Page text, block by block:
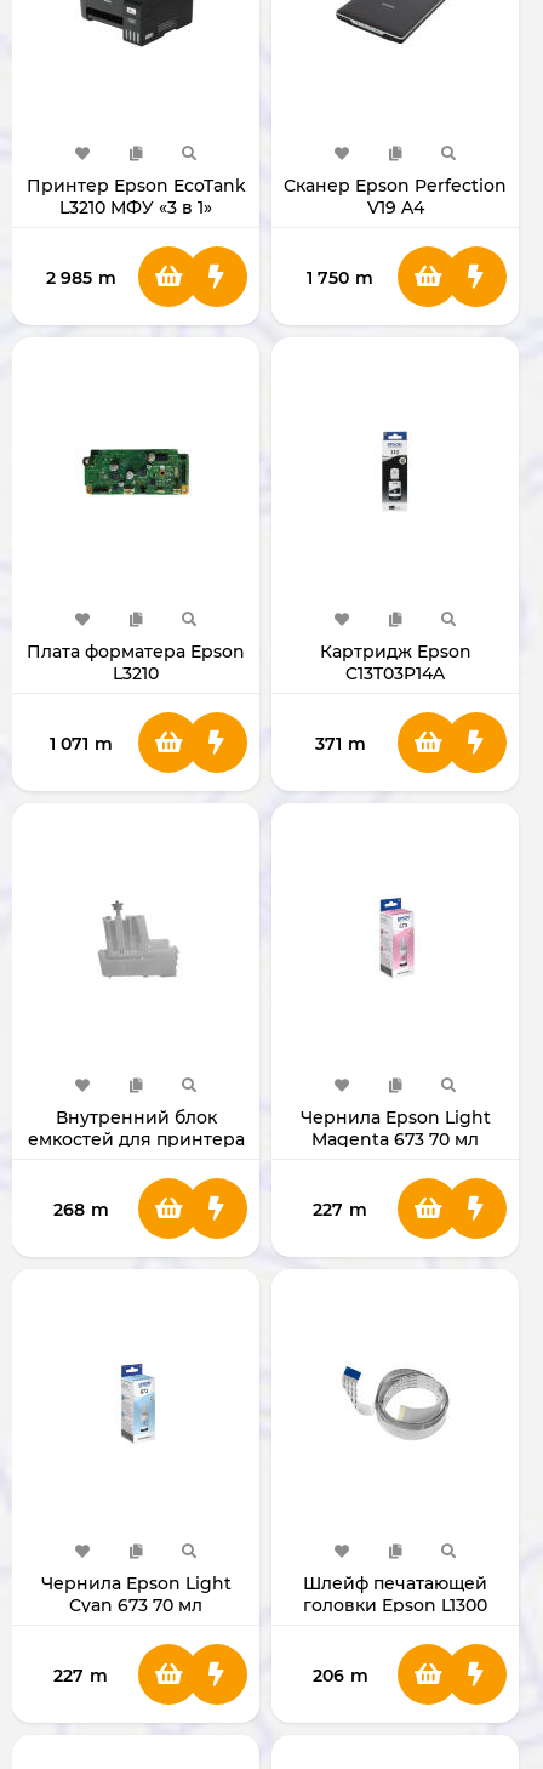
Принтер Epson EcoTank
L3210 МФУ «3 в 1»
2 985 m
Сканер Epson Perfection
V19 A4
1 750 m
Плата форматера Epson
L3210
1 071 m
Картридж Epson
C13T03P14A
371 m
Внутренний блок
емкостей для принтера
268 m
Чернила Epson Light
Magenta 673 70 мл
227 m
Чернила Epson Light
Cyan 673 70 мл
227 m
Шлейф печатающей
головки Epson L1300
206 m